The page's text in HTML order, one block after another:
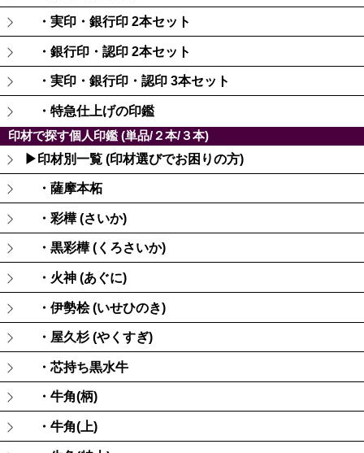
・実印・銀行印 2本セット
・銀行印・認印 2本セット
・実印・銀行印・認印 3本セット
・特急仕上げの印鑑
印材で探す個人印鑑 (単品/２本/３本)
▶印材別一覧 (印材選びでお困りの方)
・薩摩本柘
・彩樺 (さいか)
・黒彩樺 (くろさいか)
・火神 (あぐに)
・伊勢桧 (いせひのき)
・屋久杉 (やくすぎ)
・芯持ち黒水牛
・牛角(柄)
・牛角(上)